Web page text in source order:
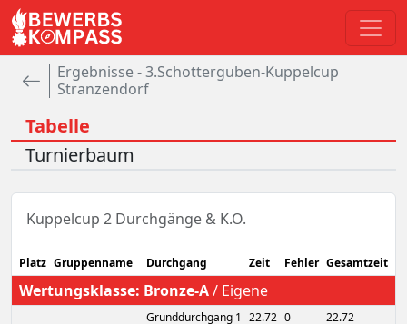
Ergebnisse - 3.Schotterguben-Kuppelcup
Stranzendorf
Tabelle
Turnierbaum
Kuppelcup 2 Durchgänge & K.O.
Platz Gruppenname Durchgang Zeit Fehler Gesamtzeit
Wertungsklasse: Bronze-A/ Eigene
Grunddurchgang 1 22.72 0
22.72